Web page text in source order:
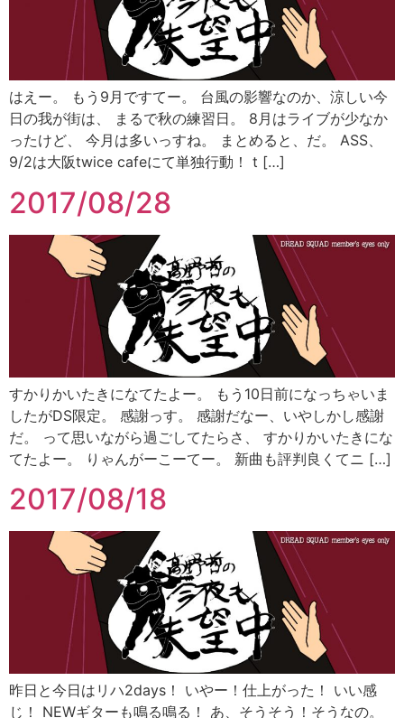
はえー。 もう9月ですてー。 台風の影響なのか、涼しい今
日の我が街は、 まるで秋の練習日。 8月はライブが少なか
ったけど、 今月は多いっすね。 まとめると、だ。 ASS、
9/2は大阪twice cafeにて単独行動！ t […]
2017/08/28
すかりかいたきになてたよー。 もう10日前になっちゃいま
したがDS限定。 感謝っす。 感謝だなー、いやしかし感謝
だ。 って思いながら過ごしてたらさ、 すかりかいたきにな
てたよー。 りゃんがーこーてー。 新曲も評判良くてニ […]
2017/08/18
昨日と今日はリハ2days！ いやー！仕上がった！ いい感
じ！ NEWギターも鳴る鳴る！ あ、そうそう！そうなの。